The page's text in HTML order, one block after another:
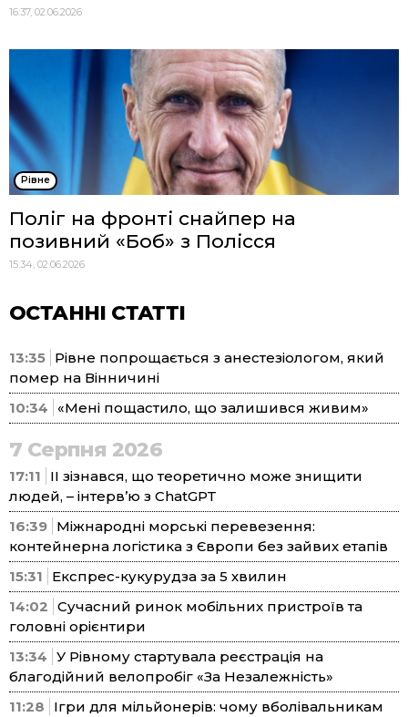
16:37, 02.06.2026
Рівне
Поліг на фронті снайпер на
позивний «Боб» з Полісся
15:34, 02.06.2026
ОСТАННІ СТАТТІ
13:35 Рівне попрощається з анестезіологом, який
помер на Вінничині
10:34
«Мені пощастило, що залишився живим»
7 Серпня 2026
17:11
ІІ зізнався, що теоретично може знищити
людей, – інтерв’ю з ChatGPT
16:39 Міжнародні морські перевезення:
контейнерна логістика з Європи без зайвих етапів
15:31
Експрес-кукурудза за 5 хвилин
14:02 Сучасний ринок мобільних пристроїв та
головні орієнтири
13:34 У Рівному стартувала реєстрація на
благодійний велопробіг «За Незалежність»
11:28
Ігри для мільйонерів: чому вболівальникам